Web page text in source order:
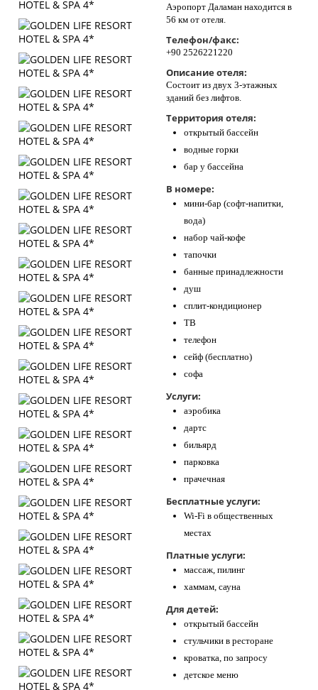
Аэропорт Даламан находится в
56 км от отеля.
Телефон/факс:
+90 2526221220
Описание отеля:
Состоит из двух 3-этажных
зданий без лифтов.
Территория отеля:
открытый бассейн
водные горки
бар у бассейна
В номере:
мини-бар (софт-напитки,
вода)
набор чай-кофе
тапочки
банные принадлежности
душ
сплит-кондиционер
ТВ
телефон
сейф (бесплатно)
софа
Услуги:
аэробика
дартс
бильярд
парковка
прачечная
Бесплатные услуги:
Wi-Fi в общественных
местах
Платные услуги:
массаж, пилинг
хаммам, сауна
Для детей:
открытый бассейн
стульчики в ресторане
кроватка, по запросу
детское меню